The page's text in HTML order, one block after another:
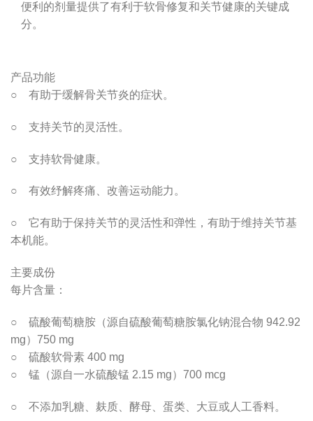
便利的剂量提供了有利于软骨修复和关节健康的关键成
分。
产品功能
○ 有助于缓解骨关节炎的症状。
○ 支持关节的灵活性。
○ 支持软骨健康。
○ 有效纾解疼痛、改善运动能力。
○ 它有助于保持关节的灵活性和弹性，有助于维持关节基
本机能。
主要成份
每片含量：
○ 硫酸葡萄糖胺（源自硫酸葡萄糖胺氯化钠混合物 942.92
mg）750 mg
○ 硫酸软骨素 400 mg
○ 锰（源自一水硫酸锰 2.15 mg）700 mcg
○ 不添加乳糖、麸质、酵母、蛋类、大豆或人工香料。